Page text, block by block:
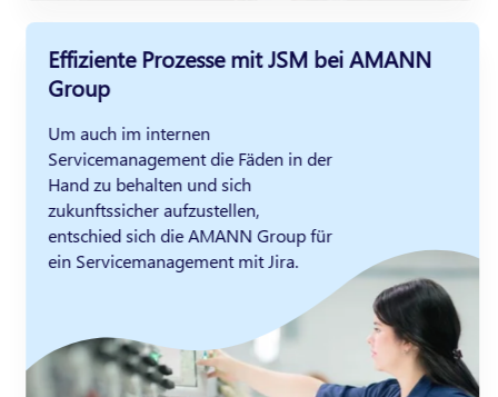
Effiziente Prozesse mit JSM bei AMANN
Group
Um auch im internen
Servicemanagement die Fäden in der
Hand zu behalten und sich
zukunftssicher aufzustellen,
entschied sich die AMANN Group für
ein Servicemanagement mit Jira.